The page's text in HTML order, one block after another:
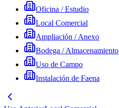
Oficina / Estudio
Local Comercial
Ampliación / Anexo
Bodega / Almacenamiento
Uso de Campo
Instalación de Faena